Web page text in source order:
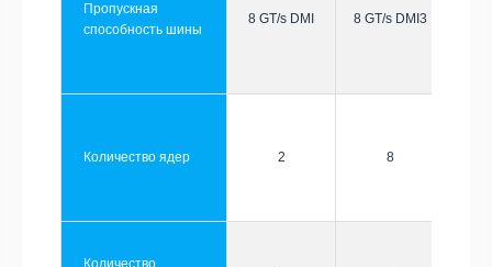
Пропускная
способность шины
8 GT/s DMI 8 GT/s DMI3
Количество ядер 2 8